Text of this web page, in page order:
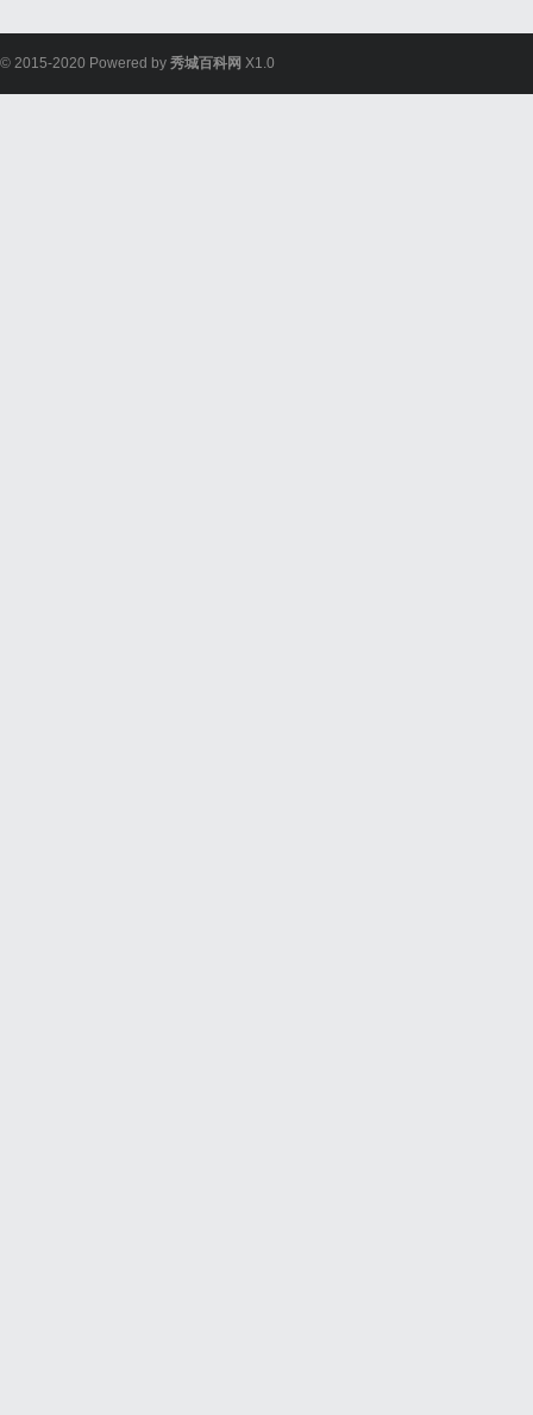
© 2015-2020 Powered by 秀城百科网 X1.0